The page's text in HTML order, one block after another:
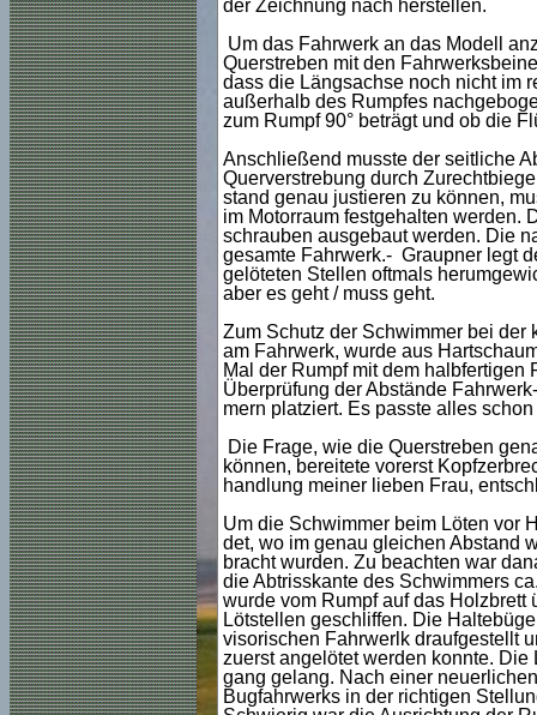
der Zeichnung nach herstellen.
Um das Fahrwerk an das Modell
Querstreben mit den
dass die Längsachse noch nicht im
außerhalb des Rumpfes
zum Rumpf 90° beträgt und ob die
Anschließend musste der seitliche
Querverstrebung durch
stand genau justieren zu können,
im Motorraum festgehalten werden.
schrauben ausgebaut werden. Die
gesamte Fahrwerk.- Graupner legt
gelöteten Stellen oftmals
aber es geht / muss geht.
Zum Schutz der Schwimmer bei der
am Fahrwerk, wurde aus
Mal der Rumpf mit dem
Überprüfung der Abstände
mern platziert. Es passte alles
Die Frage, wie die Querstreben
können, bereitete vorerst
handlung meiner lieben Frau,
Um die Schwimmer beim Löten vor
det, wo im genau gleichen Abstand
bracht wurden. Zu beachten war
die Abtrisskante des Schwimmers
wurde vom Rumpf auf das
Lötstellen geschliffen. Die
visorischen Fahrwerlk draufgestellt
zuerst angelötet werden konnte.
gang gelang. Nach einer
Bugfahrwerks in der richtigen